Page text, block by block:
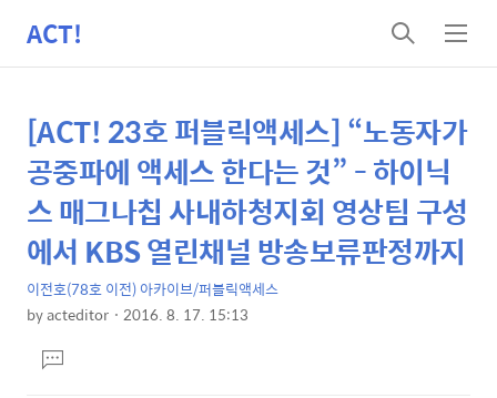
ACT!
검
색
메
뉴
상
세
컨
텐
츠
본
문
제
목
[ACT! 23호 퍼블릭액세스] “노동자가
공중파에 액세스 한다는 것” - 하이닉
스 매그나칩 사내하청지회 영상팀 구성
에서 KBS 열린채널 방송보류판정까지
이전호(78호 이전) 아카이브/퍼블릭액세스
byacteditor 2016. 8. 17. 15:13
문댓
글